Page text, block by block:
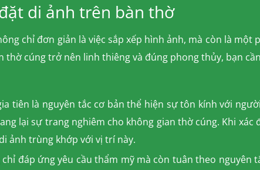
di ảnh trên bàn thờ
chỉ đơn giản là việc sắp xếp hình ảnh, mà còn là
cúng trở nên linh thiêng và đúng phong thủy, bạn
tiên là nguyên tắc cơ bản thể hiện sự tôn kính với
lại sự trang nghiêm cho không gian thờ cúng. Khi
ảnh trùng khớp với vị trí này.
đáp ứng yêu cầu thẩm mỹ mà còn tuân theo